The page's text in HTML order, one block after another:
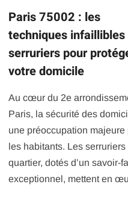
Paris 75002 : les
techniques infaillibles
serruriers pour
votre domicile
Au cœur du 2e
Paris, la sécurité des
une préoccupation majeure
les habitants. Les serruriers
quartier, dotés d’un savoir-
exceptionnel, mettent en